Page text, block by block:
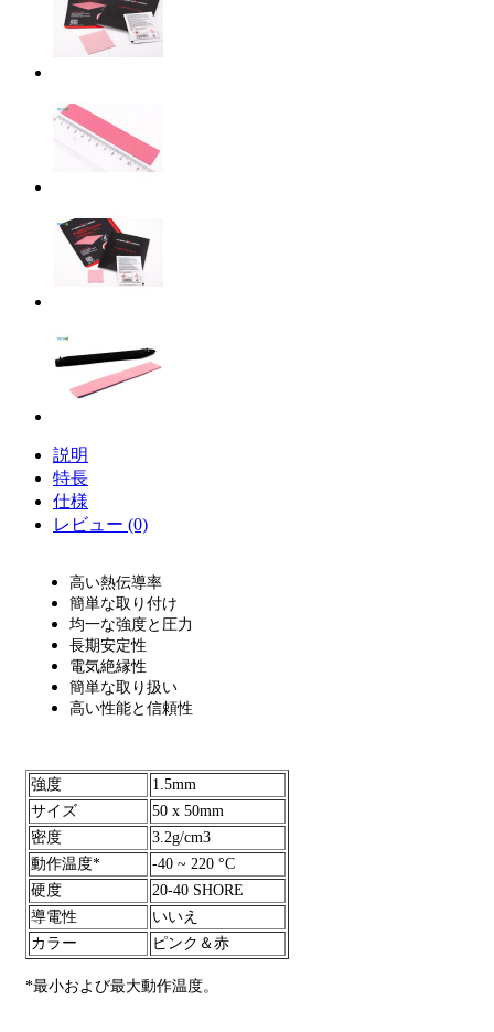
説明
特長
仕様
レビュー (0)
高い熱伝導率
簡単な取り付け
均一な強度と圧力
長期安定性
電気絶縁性
簡単な取り扱い
高い性能と信頼性
強度
1.5mm
サイズ
50 x 50mm
密度
3.2g/cm3
動作温度*
-40 ~ 220 °C
硬度
20-40 SHORE
導電性
いいえ
カラー
ピンク＆赤
*最小および最大動作温度。